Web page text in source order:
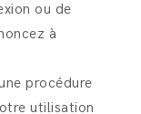
ou de
à
procédure
utilisation